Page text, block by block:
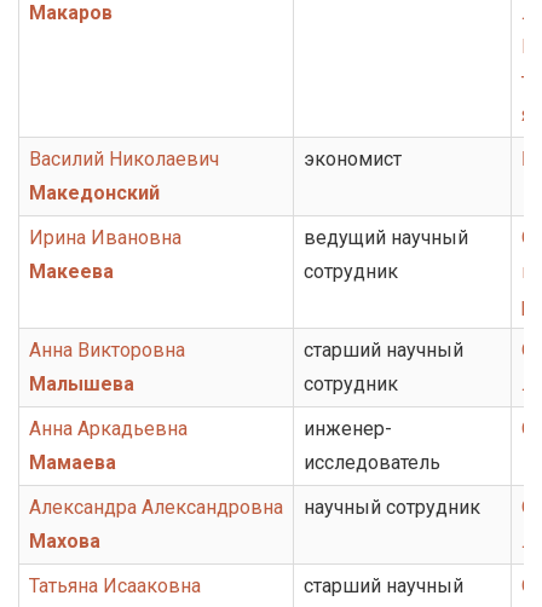
Макаров
Василий Николаевич
Македонский
экономист
Ирина Ивановна
Макеева
ведущий научный
сотрудник
Анна Викторовна
Малышева
старший научный
сотрудник
Анна Аркадьевна
Мамаева
инженер-
исследователь
Александра Александровна
Махова
научный сотрудник
Татьяна Исааковна
старший научный